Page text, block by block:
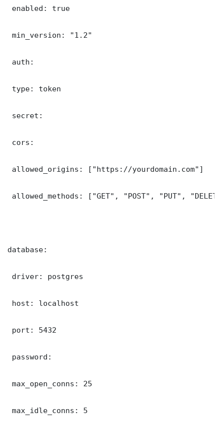
enabled: true
min_version: "1.2"
auth:
type: token
secret:
cors:
allowed_origins: ["https://yourdomain.com"]
allowed_methods: ["GET", "POST", "PUT",
database:
driver: postgres
host: localhost
port: 5432
password:
max_open_conns: 25
max_idle_conns: 5